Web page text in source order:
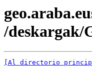
/deskargak/
[Al directorio